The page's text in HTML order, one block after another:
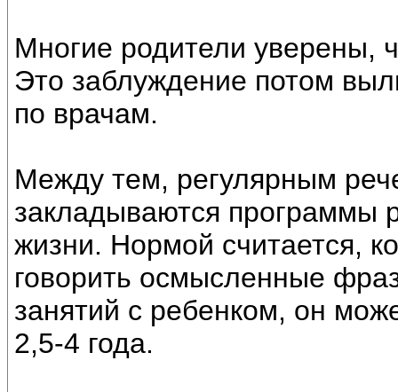
Многие родители уверены,
Это заблуждение потом
по врачам.
Между тем, регулярным
закладываются программы
жизни. Нормой считается,
говорить осмысленные
занятий с ребенком, он
2,5-4 года.